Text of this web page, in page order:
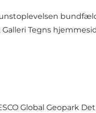
Tegns
Global Geopark